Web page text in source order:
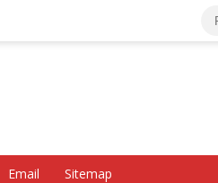
Email Sitemap